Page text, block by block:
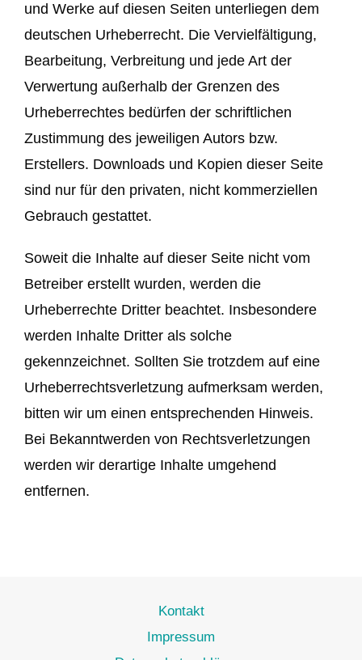
und Werke auf diesen Seiten unterliegen dem
deutschen Urheberrecht. Die Vervielfältigung,
Bearbeitung, Verbreitung und jede Art der
Verwertung außerhalb der Grenzen des
Urheberrechtes bedürfen der schriftlichen
Zustimmung des jeweiligen Autors bzw.
Erstellers. Downloads und Kopien dieser Seite
sind nur für den privaten, nicht kommerziellen
Gebrauch gestattet.
Soweit die Inhalte auf dieser Seite nicht vom
Betreiber erstellt wurden, werden die
Urheberrechte Dritter beachtet. Insbesondere
werden Inhalte Dritter als solche
gekennzeichnet. Sollten Sie trotzdem auf eine
Urheberrechtsverletzung aufmerksam werden,
bitten wir um einen entsprechenden Hinweis.
Bei Bekanntwerden von Rechtsverletzungen
werden wir derartige Inhalte umgehend
entfernen.
Kontakt
Impressum